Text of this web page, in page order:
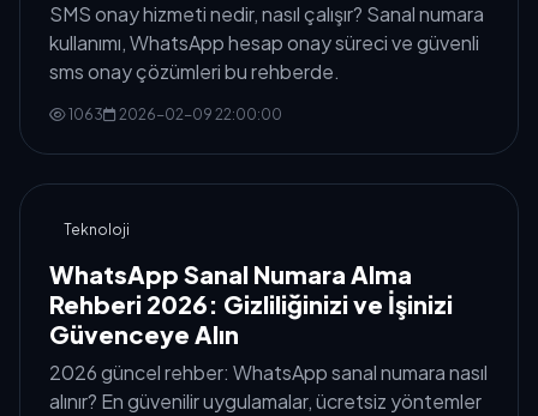
SMS onay hizmeti nedir, nasıl çalışır? Sanal numara
kullanımı, WhatsApp hesap onay süreci ve güvenli
sms onay çözümleri bu rehberde.
1063 2026-02-09 22:00:00
Teknoloji
WhatsApp Sanal Numara Alma
Rehberi 2026: Gizliliğinizi ve İşinizi
Güvenceye Alın
2026 güncel rehber: WhatsApp sanal numara nasıl
alınır? En güvenilir uygulamalar, ücretsiz yöntemler